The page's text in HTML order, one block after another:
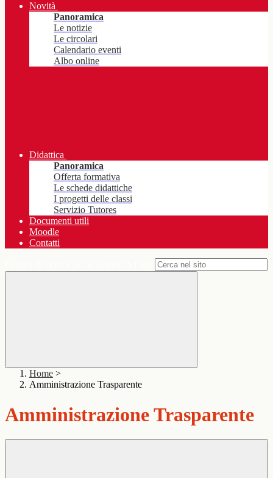
Novità
Panoramica
Le notizie
Le circolari
Calendario eventi
Albo online
Didattica
Panoramica
Offerta formativa
Le schede didattiche
I progetti delle classi
Servizio Tutores
Documenti utili
Moodle
Contatti
Home >
Amministrazione Trasparente
Amministrazione Trasparente